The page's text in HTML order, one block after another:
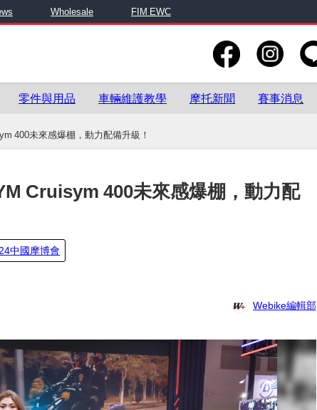
Wholesale FIM EWC
零件與用品 車輛維護教學 摩托新聞 賽事消息
400未來感爆棚，動力配備升級！
Cruisym 400未來感爆棚，動力配
中國摩博會
Webike編輯部